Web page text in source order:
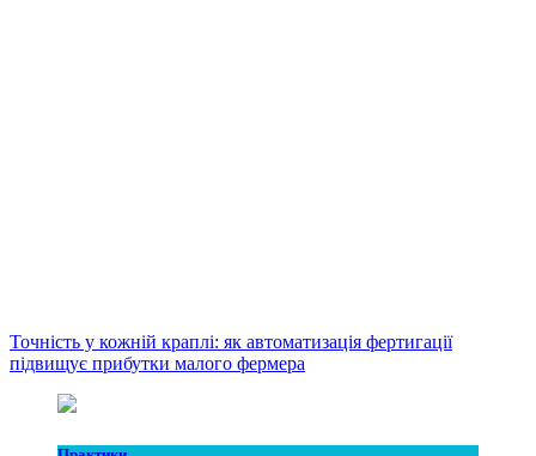
Точність у кожній краплі: як автоматизація фертигації
підвищує прибутки малого фермера